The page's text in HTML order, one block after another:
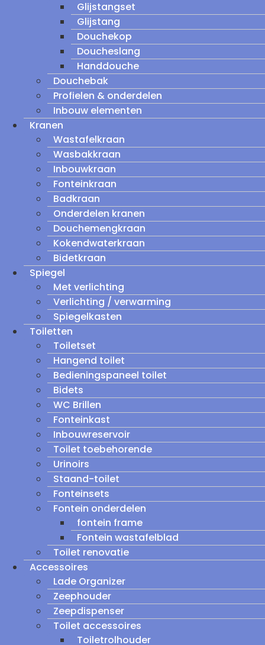
Glijstangset
Glijstang
Douchekop
Doucheslang
Handdouche
Douchebak
Profielen & onderdelen
Inbouw elementen
Kranen
Wastafelkraan
Wasbakkraan
Inbouwkraan
Fonteinkraan
Badkraan
Onderdelen kranen
Douchemengkraan
Kokendwaterkraan
Bidetkraan
Spiegel
Met verlichting
Verlichting / verwarming
Spiegelkasten
Toiletten
Toiletset
Hangend toilet
Bedieningspaneel toilet
Bidets
WC Brillen
Fonteinkast
Inbouwreservoir
Toilet toebehorende
Urinoirs
Staand-toilet
Fonteinsets
Fontein onderdelen
fontein frame
Fontein wastafelblad
Toilet renovatie
Accessoires
Lade Organizer
Zeephouder
Zeepdispenser
Toilet accessoires
Toiletrolhouder